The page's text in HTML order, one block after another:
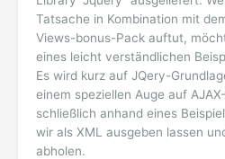
Tatsache in Kombination mit
Views-bonus-Pack auftut,
eines leicht verständlichen
Es wird kurz auf JQery-
einem speziellen Auge auf
schließlich anhand eines
wir als XML ausgeben lassen
abholen.